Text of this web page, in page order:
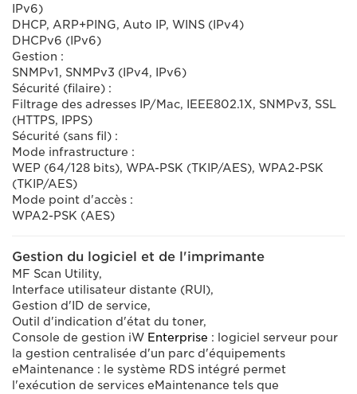
IPv6)
DHCP, ARP+PING, Auto IP, WINS (IPv4)
DHCPv6 (IPv6)
Gestion :
SNMPv1, SNMPv3 (IPv4, IPv6)
Sécurité (filaire) :
Filtrage des adresses IP/Mac, IEEE802.1X, SNMPv3, SSL
(HTTPS, IPPS)
Sécurité (sans fil) :
Mode infrastructure :
WEP (64/128 bits), WPA-PSK (TKIP/AES), WPA2-PSK
(TKIP/AES)
Mode point d'accès :
WPA2-PSK (AES)
Gestion du logiciel et de l'imprimante
MF Scan Utility,
Interface utilisateur distante (RUI),
Gestion d'ID de service,
Outil d'indication d'état du toner,
Console de gestion iW Enterprise : logiciel serveur pour
la gestion centralisée d'un parc d'équipements
eMaintenance : le système RDS intégré permet
l'exécution de services eMaintenance tels que